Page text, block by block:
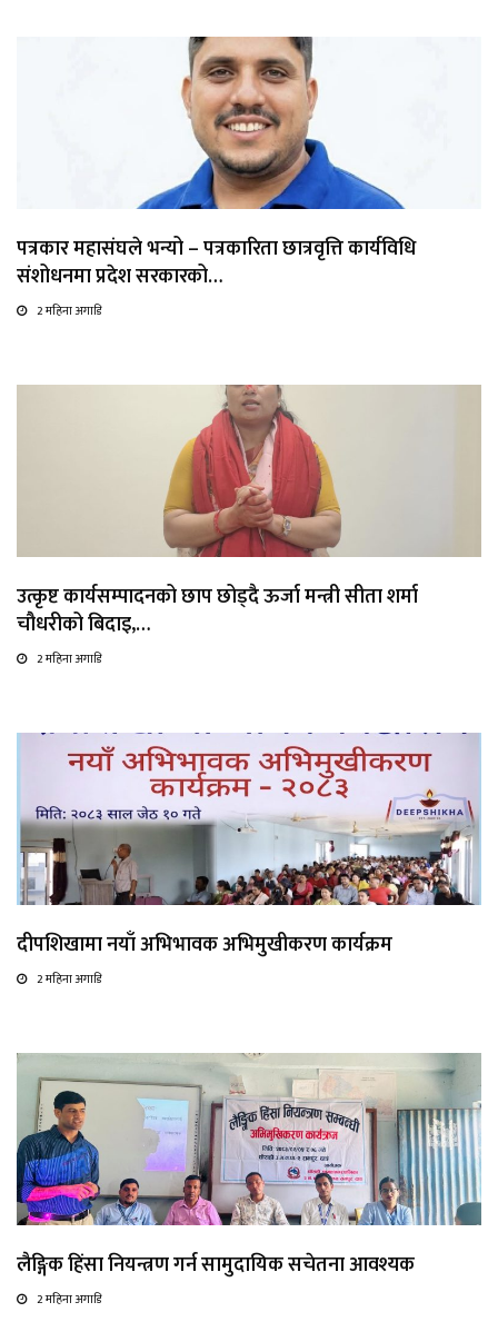
पत्रकार महासंघले भन्यो – पत्रकारिता छात्रवृत्ति कार्यविधि
संशोधनमा प्रदेश सरकारको…
2 महिना अगाडि
उत्कृष्ट कार्यसम्पादनको छाप छोड्दै ऊर्जा मन्त्री सीता शर्मा
चौधरीको बिदाइ,…
2 महिना अगाडि
दीपशिखामा नयाँ अभिभावक अभिमुखीकरण कार्यक्रम
2 महिना अगाडि
लैङ्गिक हिंसा नियन्त्रण गर्न सामुदायिक सचेतना आवश्यक
2 महिना अगाडि